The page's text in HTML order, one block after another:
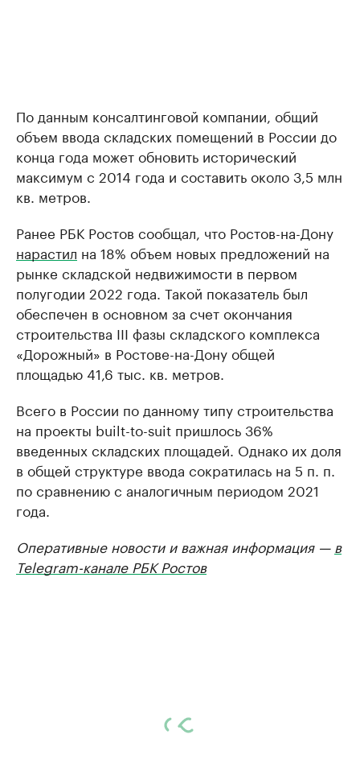
По данным консалтинговой компании, общий
объем ввода складских помещений в России до
конца года может обновить исторический
максимум с 2014 года и составить около 3,5 млн
кв. метров.
Ранее РБК Ростов сообщал, что Ростов-на-Дону
нарастил на 18% объем новых предложений на
рынке складской недвижимости в первом
полугодии 2022 года. Такой показатель был
обеспечен в основном за счет окончания
строительства III фазы складского комплекса
«Дорожный» в Ростове-на-Дону общей
площадью 41,6 тыс. кв. метров.
Всего в России по данному типу строительства
на проекты built-to-suit пришлось 36%
введенных складских площадей. Однако их доля
в общей структуре ввода сократилась на 5 п. п.
по сравнению с аналогичным периодом 2021
года.
Оперативные новости и важная информация — в
Telegram-канале РБК Ростов